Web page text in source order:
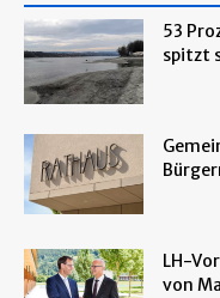
53
spitzt
LH-
von